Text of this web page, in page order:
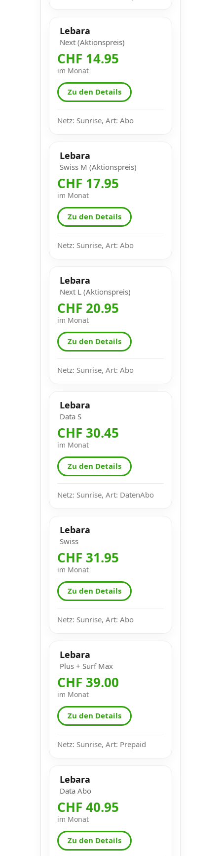
Lebara
Next (Aktionspreis)
CHF 14.95
im Monat
Zu den Details
Netz: Sunrise, Art: Abo
Lebara
Swiss M (Aktionspreis)
CHF 17.95
im Monat
Zu den Details
Netz: Sunrise, Art: Abo
Lebara
Next L (Aktionspreis)
CHF 20.95
im Monat
Zu den Details
Netz: Sunrise, Art: Abo
Lebara
Data S
CHF 30.45
im Monat
Zu den Details
Netz: Sunrise, Art: DatenAbo
Lebara
Swiss
CHF 31.95
im Monat
Zu den Details
Netz: Sunrise, Art: Abo
Lebara
Plus + Surf Max
CHF 39.00
im Monat
Zu den Details
Netz: Sunrise, Art: Prepaid
Lebara
Data Abo
CHF 40.95
im Monat
Zu den Details